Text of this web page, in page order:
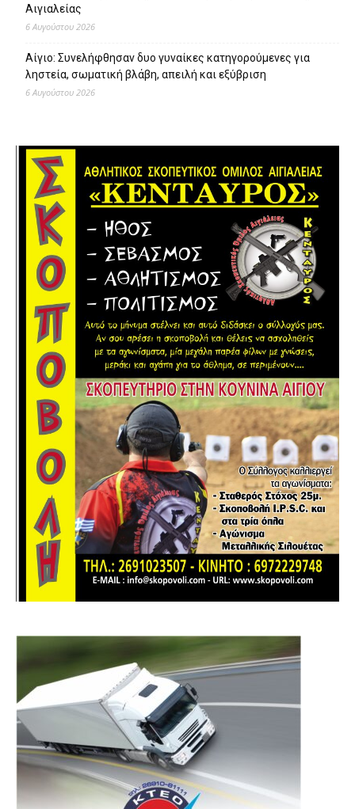
Αιγιαλείας
6 Αυγούστου 2026
Αίγιο: Συνελήφθησαν δυο γυναίκες κατηγορούμενες για
ληστεία, σωματική βλάβη, απειλή και εξύβριση
6 Αυγούστου 2026